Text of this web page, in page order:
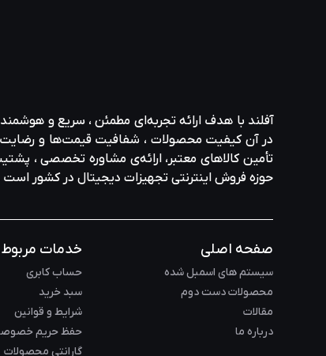
آفلند با هدف ارائه‌ تجربه‌ای مطمئن ، سریع و
در آن کیفیت محصولات ، شفافیت قیمت‌ها و رضایت
تأمین کالاهای معتبر، ارائه‌ی مشاوره‌ تخصصی ،
حوزه‌ فروش اینترنتی تجهیزات دیجیتال در کشور
صفحه اصلی
سیستم های اسمبل شده
محصولات دست دوم
مقالات
درباره ما
خدمات مربوط
حساب کابری
سبد خرید
شرایط و قوانین
حفظ حریم
گارانتی محصولات